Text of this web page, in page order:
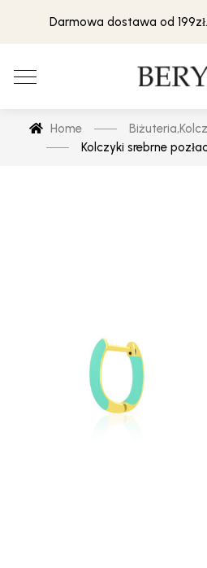
Darmowa dostawa od
Home Biżuteria,
Kolczyki srebrne